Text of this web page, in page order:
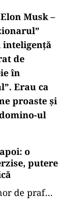
Musk –
inteligență
de
în
Erau ca
proaste și
ul
o
putere
de praf…